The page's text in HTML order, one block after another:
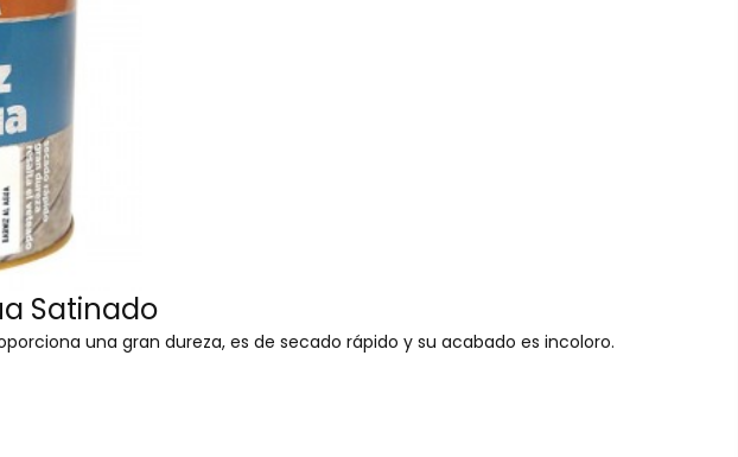
Satinado
una gran dureza, es de secado rápido y su acabado es incoloro.